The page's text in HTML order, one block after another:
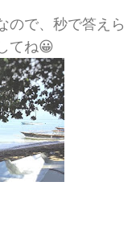
ので、秒で答えら
てね😀